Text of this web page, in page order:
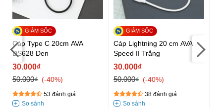
Cáp Type C 20cm AVA
DS628 Đen
30.000₫
50.000₫
-40%
53 đánh giá
Cáp Lightning 20 cm AVA
Speed II Trắng
30.000₫
50.000₫
-40%
38 đánh giá